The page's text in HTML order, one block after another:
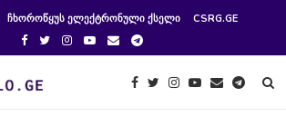
ᲩᲮᲝᲠᲝᲬᲧᲣᲡ ᲔᲚᲔᲥᲢᲠᲝᲜᲣᲚᲘ ᲥᲡᲔᲚᲘ CSRG.GE